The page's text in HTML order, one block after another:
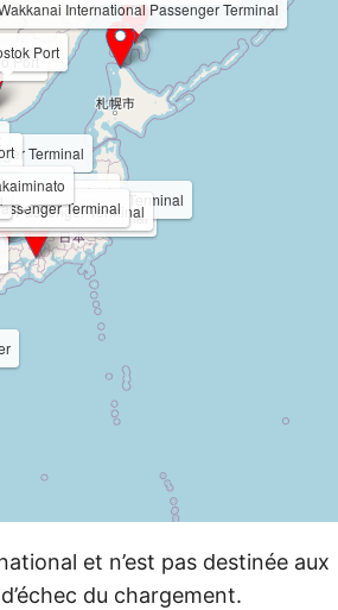
et n’est pas destinée aux
du chargement.